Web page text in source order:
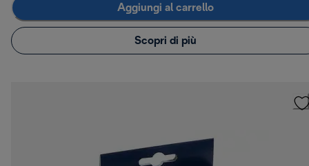
Aggiungi al carrello
Scopri di più